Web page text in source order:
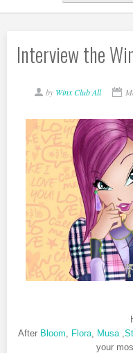
Interview the
by Winx Club All
After Bloom Flora, Musa,
your